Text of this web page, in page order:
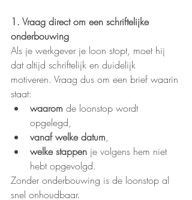
1. Vraag direct om een schriftelijke
onderbouwing
Als je werkgever je loon stopt, moet hij
dat altijd schriftelijk en duidelijk
motiveren. Vraag dus om een brief waarin
staat:
waarom de loonstop wordt
opgelegd,
vanaf welke datum,
welke stappen je volgens hem niet
hebt opgevolgd.
Zonder onderbouwing is de loonstop al
snel onhoudbaar.